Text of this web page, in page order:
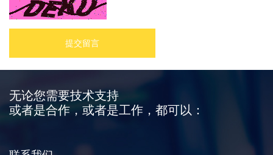
提交留言
无论您需要技术支持
或者是合作，或者是工作，都可以：